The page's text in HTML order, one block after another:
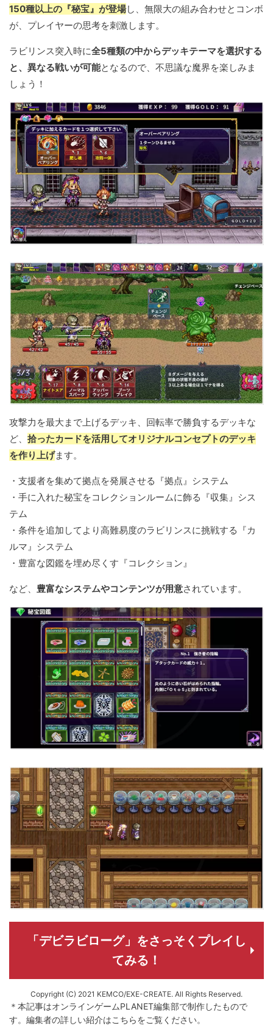
150種以上の『秘宝』が登場し、無限大の組み合わせとコンボ
が、プレイヤーの思考を刺激します。
ラビリンス突入時に全5種類の中からデッキテーマを選択する
と、異なる戦いが可能となるので、不思議な魔界を楽しみま
しょう！
攻撃力を最大まで上げるデッキ、回転率で勝負するデッキな
ど、 拾ったカードを活用してオリジナルコンセプトのデッキ
を作り上げます。
・支援者を集めて拠点を発展させる『拠点』システム
・手に入れた秘宝をコレクションルームに飾る『収集』シス
テム
・条件を追加してより高難易度のラビリンスに挑戦する『カ
ルマ』システム
・豊富な図鑑を埋め尽くす『コレクション』
など、 豊富なシステムやコンテンツが用意されています。
「デビラビローグ」をさっそくプレイし
てみる！
Copyright (C) 2021 KEMCO/EXE-CREATE. All Rights Reserved.
＊本記事はオンラインゲームPLANET編集部で制作したもので
す。 編集者の詳しい紹介はこちらをご覧ください。